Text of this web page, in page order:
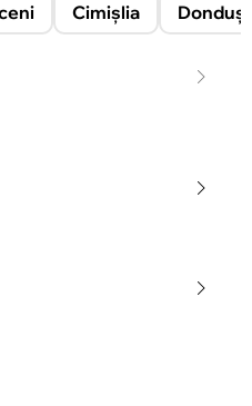
Cimișlia